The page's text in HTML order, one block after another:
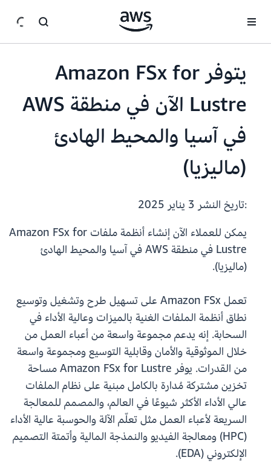
يتوفر Amazon FSx for
Lustre الآن في منطقة AWS
في آسيا والمحيط الهادئ
(ماليزيا)
:تاريخ النشر
يمكن للعملاء الآن إنشاء أنظمة ملفات Amazon FSx for
Lustre في منطقة AWS في آسيا والمحيط الهادئ
(ماليزيا).
تعمل Amazon FSx على تسهيل طرح وتشغيل وتوسيع
نطاق أنظمة الملفات الغنية بالميزات وعالية الأداء في
السحابة. إنه يدعم مجموعة واسعة من أعباء العمل من
خلال الموثوقية والأمان وقابلية التوسيع ومجموعة واسعة
من القدرات. يوفر Amazon FSx for Lustre مساحة
تخزين مشتركة مُدارة بالكامل مبنية على نظام الملفات
عالي الأداء الأكثر شيوعًا في العالم، والمصمم للمعالجة
السريعة لأعباء العمل مثل تعلّم الآلة والحوسبة عالية الأداء
(HPC) ومعالجة الفيديو والنمذجة المالية وأتمتة التصميم
الإلكتروني (EDA).